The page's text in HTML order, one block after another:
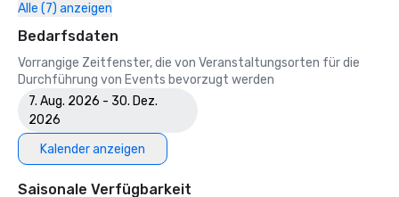
Alle (7) anzeigen
Bedarfsdaten
Vorrangige Zeitfenster, die von Veranstaltungsorten für die
Durchführung von Events bevorzugt werden
7. Aug. 2026 - 30. Dez.
2026
Kalender anzeigen
Saisonale Verfügbarkeit